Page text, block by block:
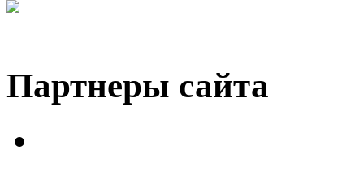
Партнеры сайта